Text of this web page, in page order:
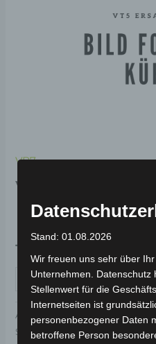
VB7
VB7 SCHUTZ
HINTERES
19,00
IN DEN
Artikelnummer: 3H104-0013A-
Schlagwort:Karosserie &
Stand: 01.08.2026
Wir freuen uns sehr über
Unternehmen. Datenschutz
Stellenwert für die
Internetseiten ist
personenbezogener Daten
betroffene Person